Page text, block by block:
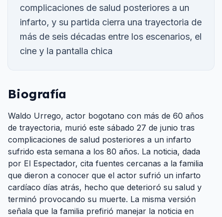
complicaciones de salud posteriores a un
infarto, y su partida cierra una trayectoria de
más de seis décadas entre los escenarios, el
cine y la pantalla chica
Biografía
Waldo Urrego, actor bogotano con más de 60 años
de trayectoria, murió este sábado 27 de junio tras
complicaciones de salud posteriores a un infarto
sufrido esta semana a los 80 años. La noticia, dada
por El Espectador, cita fuentes cercanas a la familia
que dieron a conocer que el actor sufrió un infarto
cardíaco días atrás, hecho que deterioró su salud y
terminó provocando su muerte. La misma versión
señala que la familia prefirió manejar la noticia en